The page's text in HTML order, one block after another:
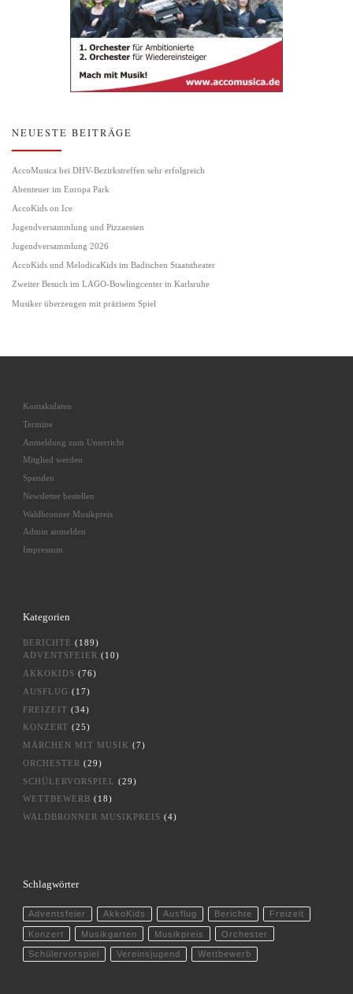
NEUESTE BEITRÄGE
AccoMusica bei DHV-Bezirkstreffen sehr erfolgreich
Abenteuer im Europa Park
AccoKids on Ice
Jugendversammlung und Pizzaessen
Jugendversammlung 2026
AccoKids und MelodicaKids im Badischen Staatstheater
Zweiter Besuch im LAGO-Bowlingcenter in Karlsruhe
Musiker überzeugen mit präzisem Spiel
Kontaktdaten
Termine
Anmeldung zum Unterricht
Mitglied werden
Spenden
Newsletter bestellen
Waldbronner Musikpreis
Admin anmelden
Impressum
Kategorien
BERICHTE (189)
ADVENTSFEIER (10)
AKKOKIDS (76)
AUSFLUG (17)
FREIZEIT (34)
KONZERT (25)
MÄRCHEN MIT MUSIK (7)
ORCHESTER (29)
SCHÜLERVORSPIEL (29)
WETTBEWERB (18)
WALDBRONNER MUSIKPREIS (4)
Schlagwörter
Adventsfeier AkkoKids Ausflug Berichte Freizeit
Konzert Musikgarten Musikpreis Orchester
Schülervorspiel Vereinsjugend Wettbewerb